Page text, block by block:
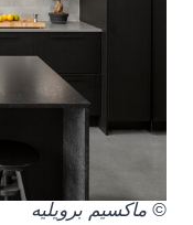
© ماكسيم برويليه